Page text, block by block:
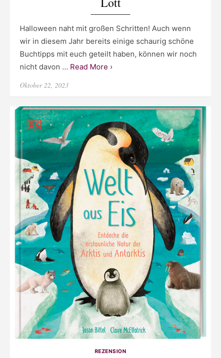
Halloween naht mit großen Schritten! Auch wenn
wir in diesem Jahr bereits einige schaurig schöne
Buchtipps mit euch geteilt haben, können wir noch
nicht davon … Read More ›
Posted
Oktober 22, 2023
REZENSION